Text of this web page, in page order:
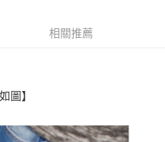
才付款」的支付方式。 讓您購物簡單
付」後，將跳轉至「AFTEE先享後付」
後，即可完成結帳。
相關推薦
如圖】